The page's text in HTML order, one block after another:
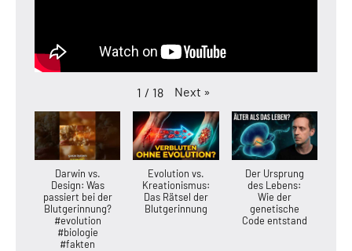
1 / 18 Next »
Darwin vs.
Design: Was
passiert bei der
Blutgerinnung?
#evolution
#biologie
#fakten
Evolution vs.
Kreationismus:
Das Rätsel der
Blutgerinnung
Der Ursprung
des Lebens:
Wie der
genetische
Code entstand